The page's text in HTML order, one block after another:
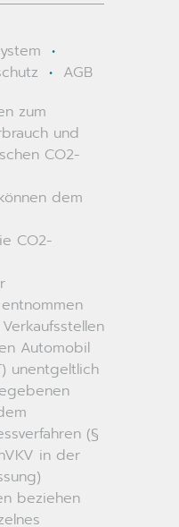
•
• AGB
zum
und
CO2-
dem
CO2-
Automobil
unentgeltlich
(§
in der
beziehen